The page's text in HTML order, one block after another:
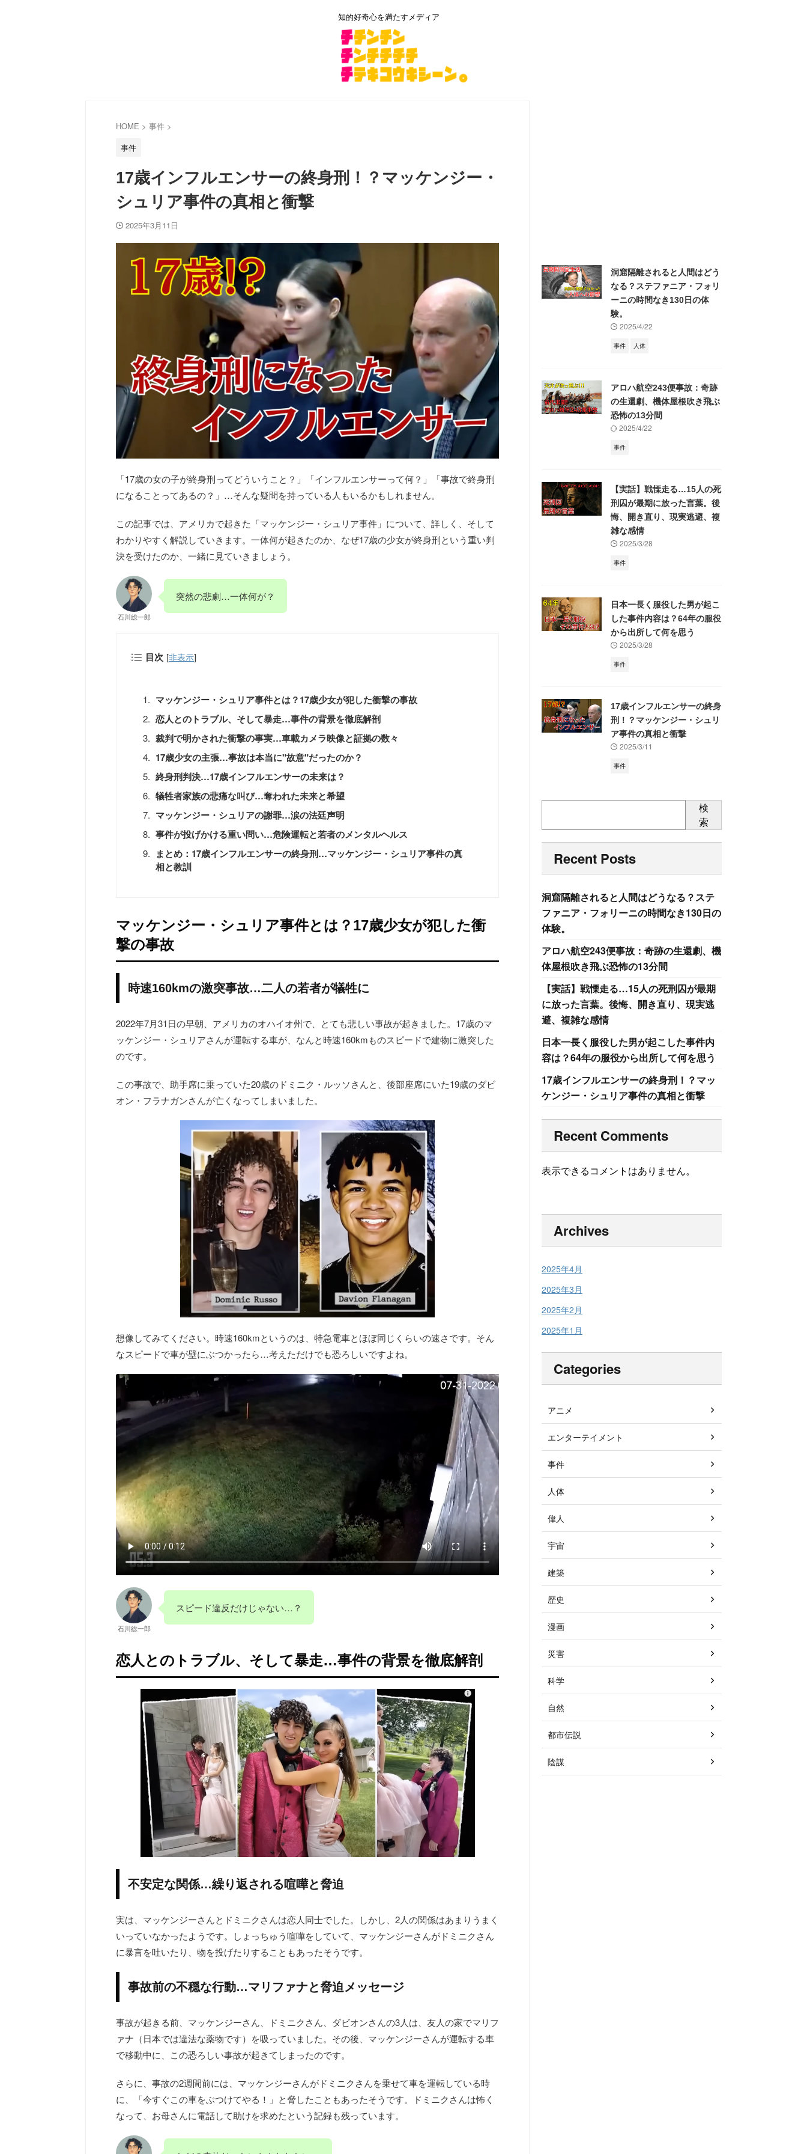
知的好奇心を満たすメディア
HOME > 事件 >
事件
17歳インフルエンサーの終身刑！？マッケンジー・
シュリア事件の真相と衝撃
2025年3月11日
「17歳の女の子が終身刑ってどういうこと？」「インフルエンサーって何？」「事故で終身刑
になることってあるの？」…そんな疑問を持っている人もいるかもしれません。
この記事では、アメリカで起きた「マッケンジー・シュリア事件」について、詳しく、そして
わかりやすく解説していきます。一体何が起きたのか、なぜ17歳の少女が終身刑という重い判
決を受けたのか、一緒に見ていきましょう。
石川総一郎
突然の悲劇…一体何が？
目次 [非表示]
マッケンジー・シュリア事件とは？17歳少女が犯した衝撃の事故
恋人とのトラブル、そして暴走…事件の背景を徹底解剖
裁判で明かされた衝撃の事実…車載カメラ映像と証拠の数々
17歳少女の主張…事故は本当に"故意"だったのか？
終身刑判決…17歳インフルエンサーの未来は？
犠牲者家族の悲痛な叫び…奪われた未来と希望
マッケンジー・シュリアの謝罪…涙の法廷声明
事件が投げかける重い問い…危険運転と若者のメンタルヘルス
まとめ：17歳インフルエンサーの終身刑…マッケンジー・シュリア事件の真
相と教訓
マッケンジー・シュリア事件とは？17歳少女が犯した衝
撃の事故
時速160kmの激突事故…二人の若者が犠牲に
2022年7月31日の早朝、アメリカのオハイオ州で、とても悲しい事故が起きました。17歳のマ
ッケンジー・シュリアさんが運転する車が、なんと時速160kmものスピードで建物に激突した
のです。
この事故で、助手席に乗っていた20歳のドミニク・ルッソさんと、後部座席にいた19歳のダビ
オン・フラナガンさんが亡くなってしまいました。
想像してみてください。時速160kmというのは、特急電車とほぼ同じくらいの速さです。そん
なスピードで車が壁にぶつかったら…考えただけでも恐ろしいですよね。
石川総一郎
スピード違反だけじゃない…？
恋人とのトラブル、そして暴走…事件の背景を徹底解剖
不安定な関係…繰り返される喧嘩と脅迫
実は、マッケンジーさんとドミニクさんは恋人同士でした。しかし、2人の関係はあまりうまく
いっていなかったようです。しょっちゅう喧嘩をしていて、マッケンジーさんがドミニクさん
に暴言を吐いたり、物を投げたりすることもあったそうです。
事故前の不穏な行動…マリファナと脅迫メッセージ
事故が起きる前、マッケンジーさん、ドミニクさん、ダビオンさんの3人は、友人の家でマリフ
ァナ（日本では違法な薬物です）を吸っていました。その後、マッケンジーさんが運転する車
で移動中に、この恐ろしい事故が起きてしまったのです。
さらに、事故の2週間前には、マッケンジーさんがドミニクさんを乗せて車を運転している時
に、「今すぐこの車をぶつけてやる！」と脅したこともあったそうです。ドミニクさんは怖く
なって、お母さんに電話して助けを求めたという記録も残っています。
洞窟隔離されると人間はどう
なる？ステファニア・フォリ
ーニの時間なき130日の体
験。
2025/4/22
事件 人体
アロハ航空243便事故：奇跡
の生還劇、機体屋根吹き飛ぶ
恐怖の13分間
2025/4/22
事件
【実話】戦慄走る…15人の死
刑囚が最期に放った言葉。後
悔、開き直り、現実逃避、複
雑な感情
2025/3/28
事件
日本一長く服役した男が起こ
した事件内容は？64年の服役
から出所して何を思う
2025/3/28
事件
17歳インフルエンサーの終身
刑！？マッケンジー・シュリ
ア事件の真相と衝撃
2025/3/11
事件
検
索
Recent Posts
洞窟隔離されると人間はどうなる？ステ
ファニア・フォリーニの時間なき130日の
体験。
アロハ航空243便事故：奇跡の生還劇、機
体屋根吹き飛ぶ恐怖の13分間
【実話】戦慄走る…15人の死刑囚が最期
に放った言葉。後悔、開き直り、現実逃
避、複雑な感情
日本一長く服役した男が起こした事件内
容は？64年の服役から出所して何を思う
17歳インフルエンサーの終身刑！？マッ
ケンジー・シュリア事件の真相と衝撃
Recent Comments
表示できるコメントはありません。
Archives
2025年4月
2025年3月
2025年2月
2025年1月
Categories
アニメ
エンターテイメント
事件
人体
偉人
宇宙
建築
歴史
漫画
災害
科学
自然
都市伝説
陰謀